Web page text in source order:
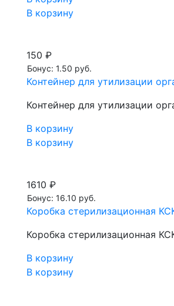
В корзину
150 ₽
Бонус: 1.50 руб.
Контейнер для утилизации
Контейнер для утилизации
В корзину
В корзину
1610 ₽
Бонус: 16.10 руб.
Коробка стерилизационная
Коробка стерилизационная
В корзину
В корзину